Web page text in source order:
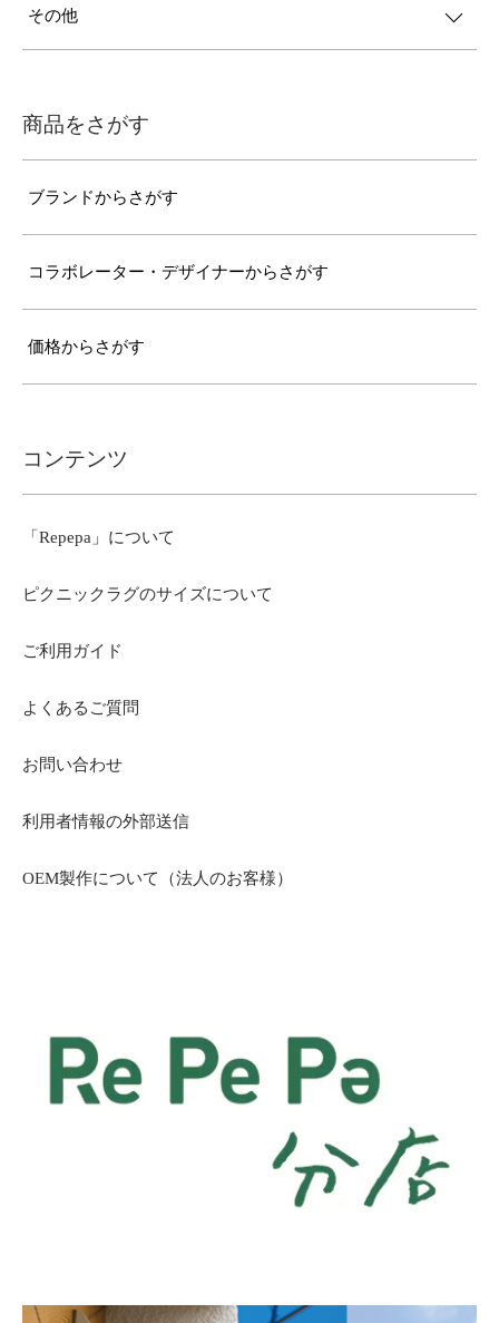
その他
商品をさがす
ブランドからさがす
コラボレーター・デザイナーからさがす
価格からさがす
コンテンツ
「Repepa」について
ピクニックラグのサイズについて
ご利用ガイド
よくあるご質問
お問い合わせ
利用者情報の外部送信
OEM製作について（法人のお客様）